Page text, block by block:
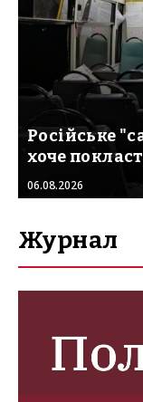
Російське
хоче
06.08.2026
Журнал